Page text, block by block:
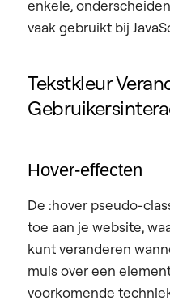
enkele,
vaak gebruikt bij
Tekstkleur
Hover-effecten
De :hover pseudo-
toe aan je website,
kunt veranderen
muis over een
voorkomende